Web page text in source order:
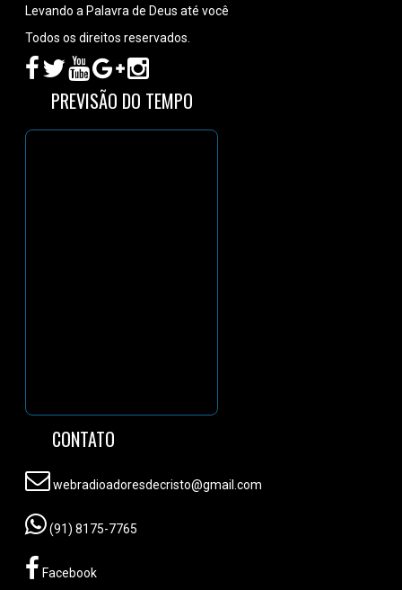
Levando a Palavra de Deus até você
Todos os direitos reservados.
PREVISÃO DO TEMPO
CONTATO
webradioadoresdecristo@gmail.com
(91) 8175-7765
Facebook